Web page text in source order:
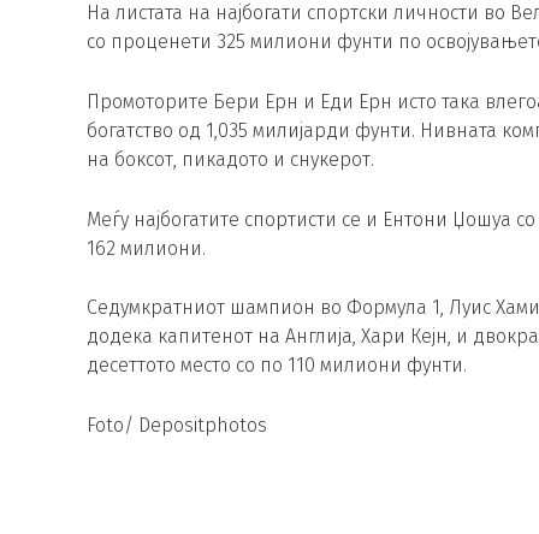
На листата на најбогати спортски личности во
со проценети 325 милиони фунти по
Промоторите Бери Ерн и Еди Ерн исто така
богатство од 1,035 милијарди фунти. Нивната
на боксот, пикадото и снукерот.
Меѓу најбогатите спортисти се и Ентони Џошуа
162 милиони.
Седумкратниот шампион во Формула 1, Луис
додека капитенот на Англија, Хари Кејн, и
десеттото место со по 110 милиони фунти.
Foto/ Depositphotos